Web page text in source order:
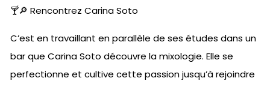
🍸🔎 Rencontrez Carina Soto
C’est en travaillant en parallèle de ses études dans un
bar que Carina Soto découvre la mixologie. Elle se
perfectionne et cultive cette passion jusqu’à rejoindre